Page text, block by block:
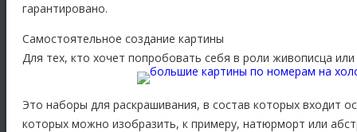
гарантировано.
Самостоятельное создание картины
Для тех, кто хочет попробовать себя в роли живописца
Это наборы для раскрашивания, в состав которых входит
которых можно изобразить, к примеру, натюрморт или